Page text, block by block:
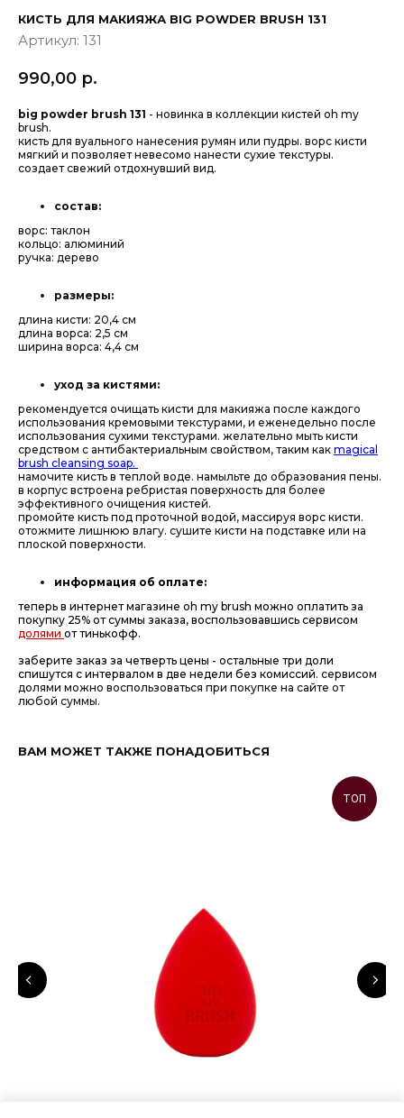
КИСТЬ ДЛЯ МАКИЯЖА BIG POWDER BRUSH 131
Артикул: 131
990,00 р.
big powder brush 131 - новинка в коллекции кистей oh my
brush.
кисть для вуального нанесения румян или пудры. ворс кисти
мягкий и позволяет невесомо нанести сухие текстуры.
создает свежий отдохнувший вид.
состав:
ворс: таклон
кольцо: алюминий
ручка: дерево
размеры:
длина кисти: 20,4 см
длина ворса: 2,5 см
ширина ворса: 4,4 см
уход за кистями:
рекомендуется очищать кисти для макияжа после каждого
использования кремовыми текстурами, и еженедельно после
использования сухими текстурами. желательно мыть кисти
средством с антибактериальным свойством, таким как magical
brush cleansing soap.
намочите кисть в теплой воде. намыльте до образования пены.
в корпус встроена ребристая поверхность для более
эффективного очищения кистей.
промойте кисть под проточной водой, массируя ворс кисти.
отожмите лишнюю влагу. сушите кисти на подставке или на
плоской поверхности.
информация об оплате:
теперь в интернет магазине oh my brush можно оплатить за
покупку 25% от суммы заказа, воспользовавшись сервисом
долями от тинькофф.
заберите заказ за четверть цены - остальные три доли
спишутся с интервалом в две недели без комиссий. сервисом
долями можно воспользоваться при покупке на сайте от
любой суммы.
ВАМ МОЖЕТ ТАКЖЕ ПОНАДОБИТЬСЯ
ТОП